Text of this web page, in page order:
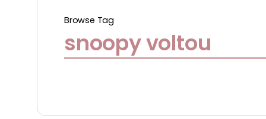
Browse Tag
snoopy voltou